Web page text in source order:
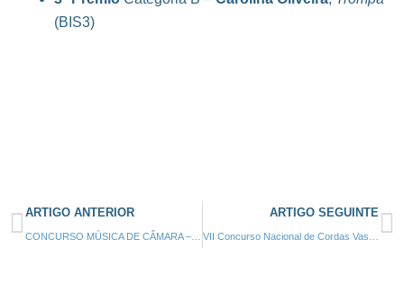
(BIS3)
ARTIGO ANTERIOR ARTIGO SEGUINTE